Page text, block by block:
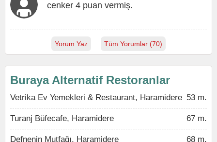
cenker 4 puan vermiş.
Yorum Yaz Tüm Yorumlar (70)
Buraya Alternatif Restoranlar
Vetrika Ev Yemekleri & Restaurant, Haramidere 53 m.
Turanj Büfecafe, Haramidere 67 m.
Defnenin Mutfağı, Haramidere 68 m.